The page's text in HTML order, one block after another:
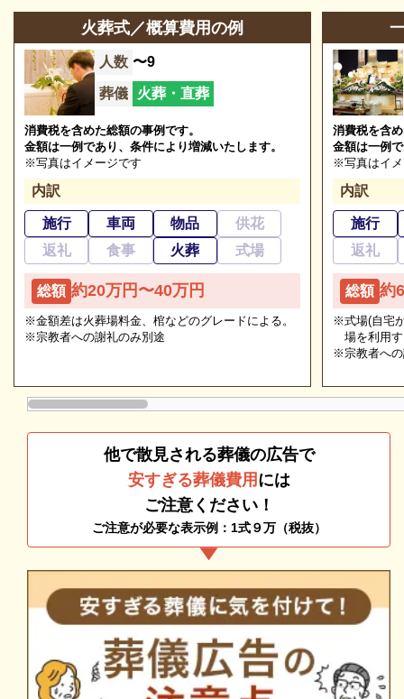
します。また、市区役所への死亡届なども代行できま
す。まずはお電話ください。
ご相談は無料で承ります
非日常的な葬儀のこと。初めての方はもちろん、経験
のある方でもわからないことが多いものです。少しで
も不安や心配事があれば、些細と思われることでも遠
慮なくご相談ください。相談によりイメージが浮かん
ます。
追加料金の心配がない総額費用を提示します
人数・式場・火葬場などの各種条件やご要望、ご事情
にあわせて、お見積りを作成いたします。葬儀を施行
する前に総額費用をご確認いただき、それぞれの内訳
営業時間 9:30～15:00
定休日 1月1日、2日および友引日
※2024/04/19時点
旭川聖苑の葬儀の種類
旭川聖苑で執り行える葬儀の種類をご紹介します。
旭川聖苑の直葬・火葬式
旭川聖苑は「直葬・火葬式」に対応しています。
旭川聖苑の直葬・火葬式のおすすめポイントは以下の
費用を最小限に抑えられる
移動の負担が少なく済む
直葬・火葬式は通夜などの儀式がなく、香典返しもな
いことから葬儀にかかる費用を最小限に抑えられま
宗教儀式を執り行わないので、無宗教の方に適してい
ます。
旭川聖苑の詳細情報
旭川聖苑の詳細情報をご紹介します。
火葬式／概算費用の例
人数 〜9
葬儀 火葬・直葬
消費税を含めた総額の事例です。
金額は一例であり、条件により増減いたします。
※写真はイメージです
内訳
施行 車両 物品
供花
返礼
食事 火葬 式場
総額 約20万円〜40万円
※金額差は火葬場料金、棺などのグレードによる。
※宗教者への謝礼のみ別途
消費税を含
金額は一例
※写真はイ
内訳
施行
返礼
総額 約
※式場(自宅
場を利用
※宗教者へ
他で散見される葬儀の広告で
安すぎる葬儀費用 には
ご注意ください！
ご注意が必要な表示例：1式９万（税抜）